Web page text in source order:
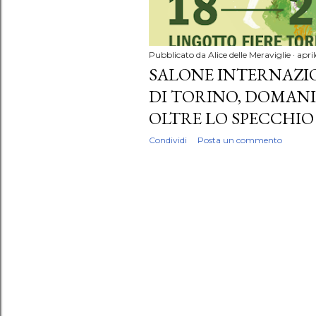
Pubblicato da Alice delle Meraviglie
SALONE
DI TORINO,
OLTRE LO SPECCHIO
Condividi Posta un commento